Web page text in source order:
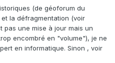
(de géoforum du
la défragmentation (voir
une mise à jour mais un
encombré en "volume"), je ne
en informatique. Sinon , voir